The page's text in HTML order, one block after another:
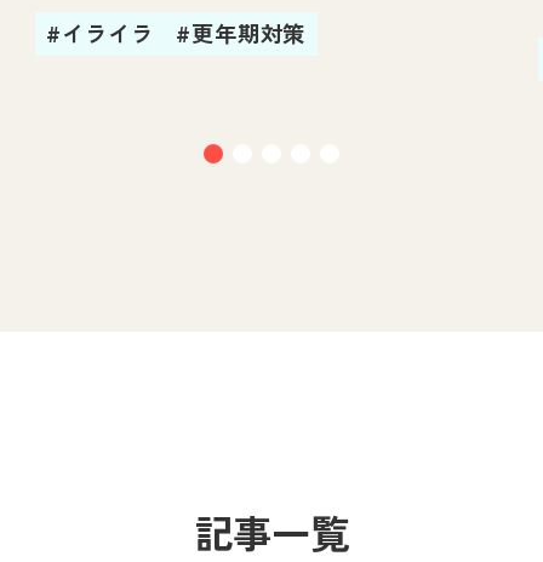
#イライラ #更年期対策
記事一覧